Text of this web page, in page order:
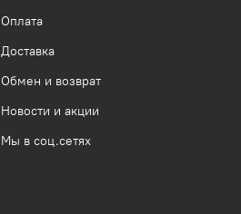
Оплата
Доставка
Обмен и возврат
Новости и акции
Мы в соц.сетях